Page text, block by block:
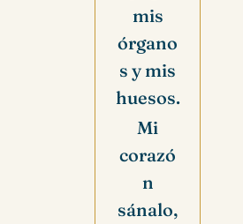
mis
órgano
s y mis
huesos.
Mi
corazó
n
sánalo,